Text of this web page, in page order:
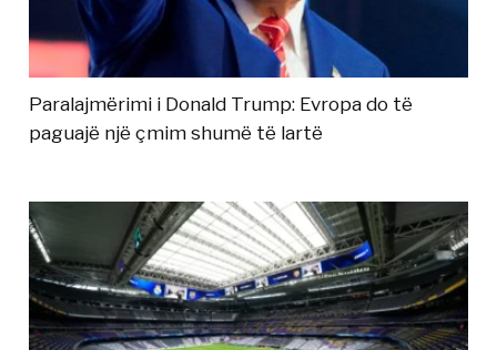
Paralajmërimi i Donald Trump: Evropa do të
paguajë një çmim shumë të lartë